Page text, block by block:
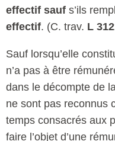
effectif sauf s’ils
effectif. (C. trav. L
Sauf lorsqu’elle
n’a pas à être
dans le décompte de
ne sont pas reconnus
temps consacrés aux
faire l’objet d’une